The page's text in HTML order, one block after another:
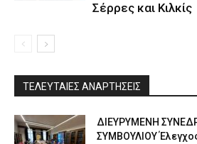
Σέρρες και Κιλκίς
ΤΕΛΕΥΤΑΙΕΣ ΑΝΑΡΤΗΣΕΙΣ
ΔΙΕΥΡΥΜΕΝΗ
ΣΥΜΒΟΥΛΙΟΥ